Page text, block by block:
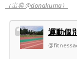
（出典 @donakuma）
運動個